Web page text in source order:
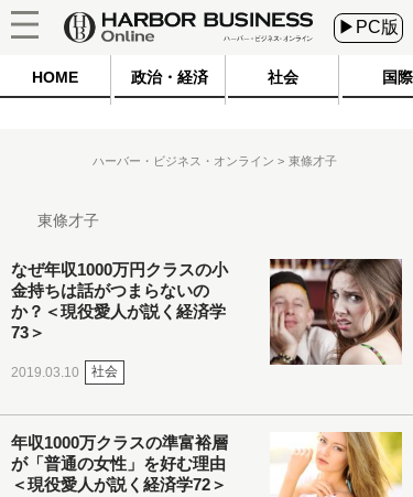
▶PC版
HOME 政治・経済 社会 国際
ハーバー・ビジネス・オンライン 東條才子
東條才子
なぜ年収1000万円クラスの小
金持ちは話がつまらないの
か？＜現役愛人が説く経済学
73＞
2019.03.10 社会
年収1000万クラスの準富裕層
が「普通の女性」を好む理由
＜現役愛人が説く経済学72＞